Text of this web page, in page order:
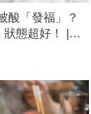
酸「發福」？
態超好！ |